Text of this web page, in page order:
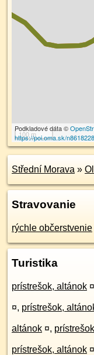
100 m
Podkladové dáta ©
https://poi.oma.sk/
Střední Morava »
Stravovanie
rýchle občerstvenie
Turistika
prístrešok, altánok ¤
¤, prístrešok,
altánok ¤,
prístrešok, altánok ¤